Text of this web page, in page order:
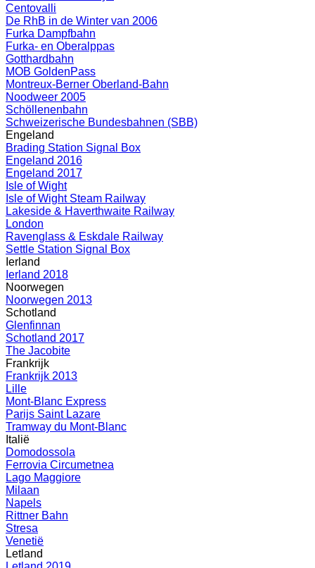
Centovalli
De RhB in de Winter van 2006
Furka Dampfbahn
Furka- en Oberalppas
Gotthardbahn
MOB GoldenPass
Montreux-Berner Oberland-Bahn
Noodweer 2005
Schöllenenbahn
Schweizerische Bundesbahnen (SBB)
Engeland
Brading Station Signal Box
Engeland 2016
Engeland 2017
Isle of Wight
Isle of Wight Steam Railway
Lakeside & Haverthwaite Railway
London
Ravenglass & Eskdale Railway
Settle Station Signal Box
Ierland
Ierland 2018
Noorwegen
Noorwegen 2013
Schotland
Glenfinnan
Schotland 2017
The Jacobite
Frankrijk
Frankrijk 2013
Lille
Mont-Blanc Express
Parijs Saint Lazare
Tramway du Mont-Blanc
Italië
Domodossola
Ferrovia Circumetnea
Lago Maggiore
Milaan
Napels
Rittner Bahn
Stresa
Venetië
Letland